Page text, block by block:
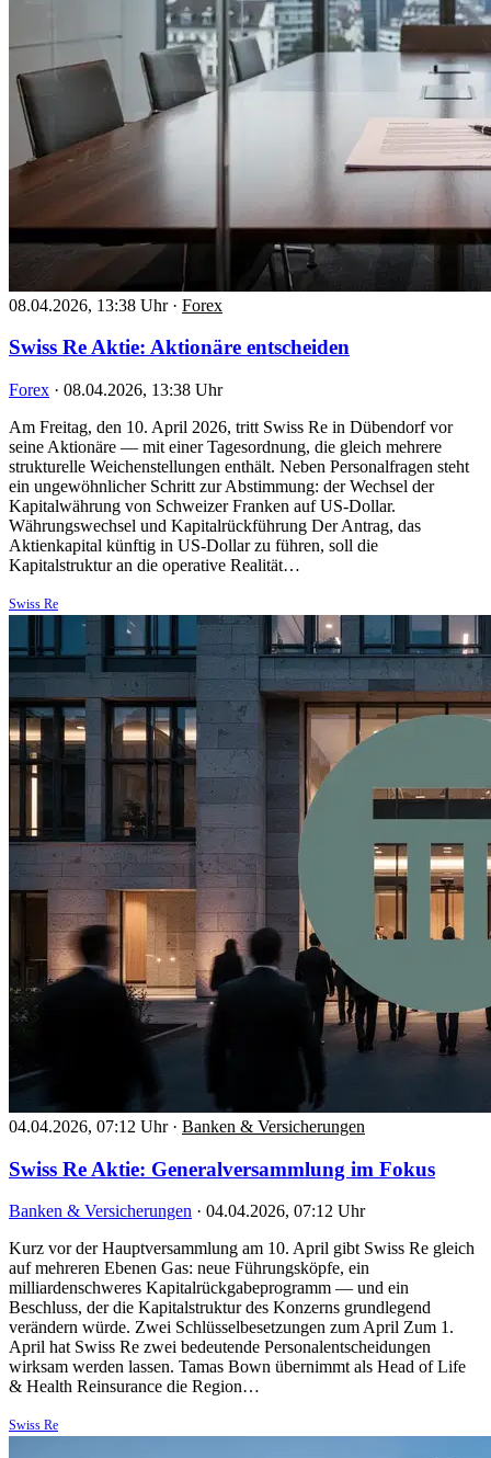
08.04.2026, 13:38 Uhr · Forex
Swiss Re Aktie: Aktionäre entscheiden
Forex · 08.04.2026, 13:38 Uhr
Am Freitag, den 10. April 2026, tritt Swiss Re in Dübendorf vor
seine Aktionäre — mit einer Tagesordnung, die gleich mehrere
strukturelle Weichenstellungen enthält. Neben Personalfragen steht
ein ungewöhnlicher Schritt zur Abstimmung: der Wechsel der
Kapitalwährung von Schweizer Franken auf US-Dollar.
Währungswechsel und Kapitalrückführung Der Antrag, das
Aktienkapital künftig in US-Dollar zu führen, soll die
Kapitalstruktur an die operative Realität…
Swiss Re
04.04.2026, 07:12 Uhr · Banken & Versicherungen
Swiss Re Aktie: Generalversammlung im Fokus
Banken & Versicherungen · 04.04.2026, 07:12 Uhr
Kurz vor der Hauptversammlung am 10. April gibt Swiss Re gleich
auf mehreren Ebenen Gas: neue Führungsköpfe, ein
milliardenschweres Kapitalrückgabeprogramm — und ein
Beschluss, der die Kapitalstruktur des Konzerns grundlegend
verändern würde. Zwei Schlüsselbesetzungen zum April Zum 1.
April hat Swiss Re zwei bedeutende Personalentscheidungen
wirksam werden lassen. Tamas Bown übernimmt als Head of Life
& Health Reinsurance die Region…
Swiss Re